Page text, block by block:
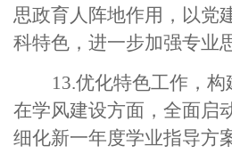
思政育人阵地作用，以党
科特色，进一步加强专业
13.优化特色工作，构
在学风建设方面，全面启
细化新一年度学业指导方